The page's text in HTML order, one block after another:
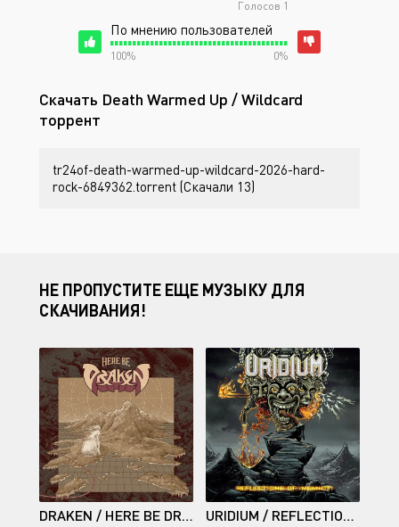
Голосов 1
По мнению пользователей
100% 0%
Скачать Death Warmed Up / Wildcard
торрент
tr24of-death-warmed-up-wildcard-2026-hard-
rock-6849362.torrent (Скачали 13)
НЕ ПРОПУСТИТЕ ЕЩЕ МУЗЫКУ ДЛЯ
СКАЧИВАНИЯ!
DRAKEN / HERE BE DRAKEN URIDIUM / REFLECTIONS OF INSANITY